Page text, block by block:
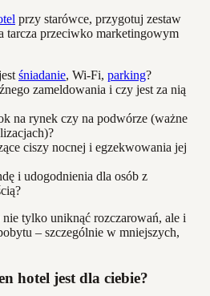
przy starówce, przygotuj zestaw
tarcza przeciwko marketingowym
śniadanie, Wi-Fi, parking?
zameldowania i czy jest za nią
na rynek czy na podwórze (ważne
ciszy nocnej i egzekwowania jej
i udogodnienia dla osób z
tylko uniknąć rozczarowań, ale i
– szczególnie w mniejszych,
hotel jest dla ciebie?